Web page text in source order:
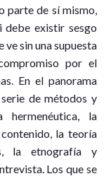
parte de sí mismo,
debe existir sesgo
ve sin una supuesta
por el
En el panorama
de métodos y
hermenéutica, la
la teoría
la etnografía y
Los que se